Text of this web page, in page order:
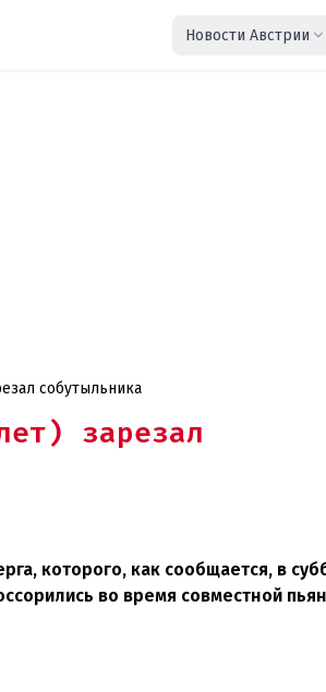
Новости Австрии
собутыльника
зарезал
которого, как сообщается, в
во время совместной